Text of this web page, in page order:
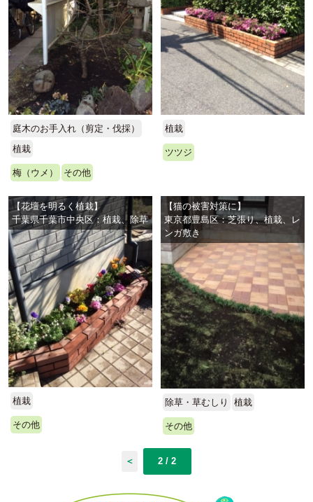
庭木のお手入れ（剪定・伐採）
植栽
梅（ウメ） その他
植栽
ツツジ
【花壇を明るく植栽】
千葉県千葉市中央区：植栽、除草
植栽
その他
【猫の被害対策に】
東京都豊島区：芝張り、植栽、レ
ンガ敷き
除草・草むしり 植栽
その他
＜ 2 / 2